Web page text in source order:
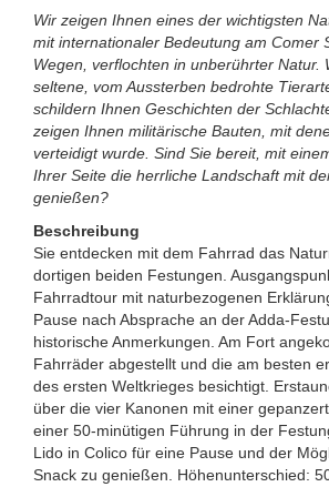
Wir zeigen Ihnen eines der wichtigsten
mit internationaler Bedeutung am Comer
Wegen, verflochten in unberührter Natur.
seltene, vom Aussterben bedrohte
schildern Ihnen Geschichten der
zeigen Ihnen militärische Bauten, mit
verteidigt wurde. Sind Sie bereit, mit
Ihrer Seite die herrliche Landschaft mit
genießen?
Beschreibung
Sie entdecken mit dem Fahrrad das
dortigen beiden Festungen.
Fahrradtour mit naturbezogenen
Pause nach Absprache an der Adda-
historische Anmerkungen. Am Fort
Fahrräder abgestellt und die am besten
des ersten Weltkrieges besichtigt.
über die vier Kanonen mit einer
einer 50-minütigen Führung in der
Lido in Colico für eine Pause und der
Snack zu genießen. Höhenunterschied: